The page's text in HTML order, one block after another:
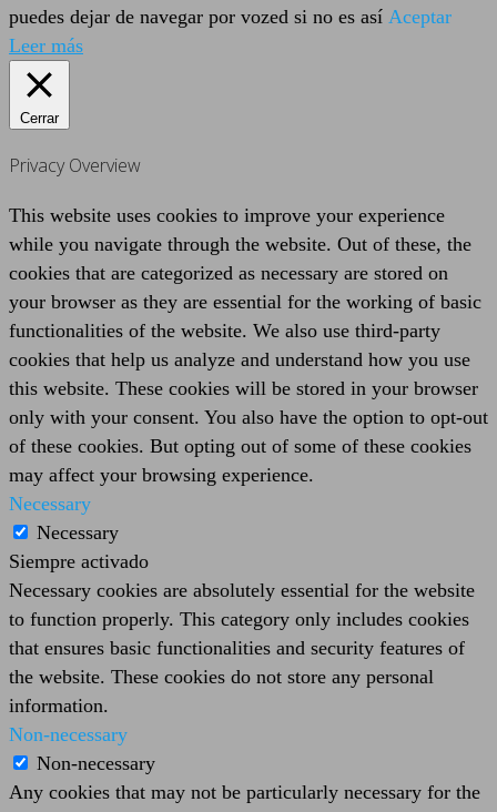
puedes dejar de navegar por vozed si no es así Aceptar
Leer más
Cerrar
Privacy Overview
This website uses cookies to improve your experience
while you navigate through the website. Out of these, the
cookies that are categorized as necessary are stored on
your browser as they are essential for the working of basic
functionalities of the website. We also use third-party
cookies that help us analyze and understand how you use
this website. These cookies will be stored in your browser
only with your consent. You also have the option to opt-out
of these cookies. But opting out of some of these cookies
may affect your browsing experience.
Necessary
Necessary
Siempre activado
Necessary cookies are absolutely essential for the website
to function properly. This category only includes cookies
that ensures basic functionalities and security features of
the website. These cookies do not store any personal
information.
Non-necessary
Non-necessary
Any cookies that may not be particularly necessary for the